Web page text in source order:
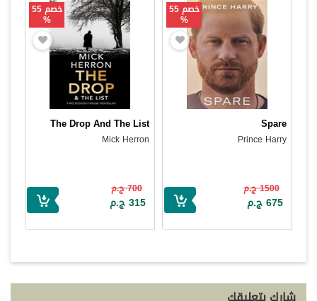
خصم 55
%
Spare
Prince Harry
1500 ج.م
675 ج.م
خصم 55
%
The Drop And The List
Mick Herron
700 ج.م
315 ج.م